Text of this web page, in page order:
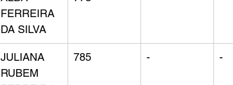
FERREIRA
DA SILVA
JULIANA
RUBEM
785 - -